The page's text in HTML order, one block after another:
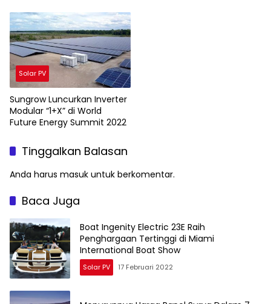
Solar PV
Sungrow Luncurkan Inverter
Modular “1+X” di World
Future Energy Summit 2022
Tinggalkan Balasan
Anda harus masuk untuk berkomentar.
Baca Juga
Boat Ingenity Electric 23E Raih
Penghargaan Tertinggi di Miami
International Boat Show
Solar PV 17 Februari 2022